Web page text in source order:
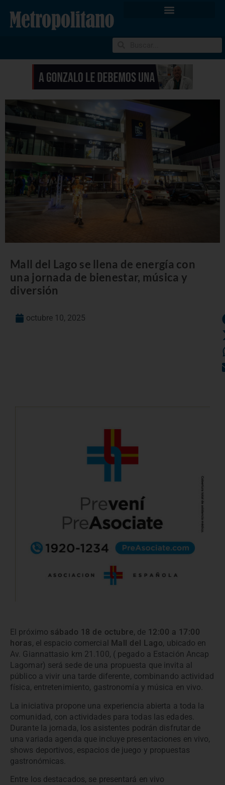
Mall del Lago se llena de energía con
una jornada de bienestar, música y
diversión
octubre 10, 2025
El próximo sábado 18 de octubre, de 12:00 a 17:00
horas, el espacio comercial Mall del Lago, ubicado en
Av. Giannattasio km 21.100, ( pegado a Estación Ancap
Lagomar) será sede de una propuesta que invita al
público a vivir una tarde diferente, combinando actividad
física, entretenimiento, gastronomía y música en vivo.
La iniciativa propone una experiencia abierta a toda la
comunidad, con actividades para todas las edades.
Durante la jornada, los asistentes podrán disfrutar de
una variada agenda que incluye presentaciones en vivo,
shows deportivos, espacios de juego y propuestas
gastronómicas.
Entre los destacados, se presentará en vivo